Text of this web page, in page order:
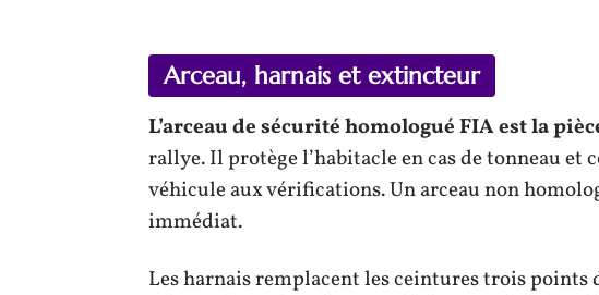
Arceau, harnais et extincteur
L’arceau de sécurité homologué FIA est la
rallye. Il protège l’habitacle en cas de tonneau et
véhicule aux vérifications. Un arceau non
immédiat.
Les harnais remplacent les ceintures trois